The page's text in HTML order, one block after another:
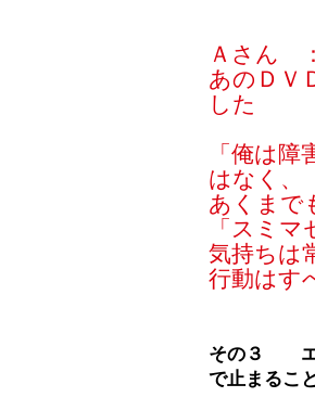
Ａさん
あのＤＶ
した
「俺は
はなく、
あくまで
「スミ
気持ちは
行動はす
その３ エ
で止まるこ